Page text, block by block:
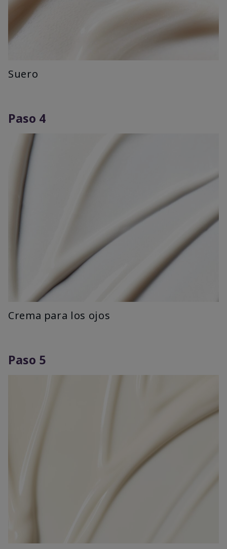
Suero
Paso 4
Crema para los ojos
Paso 5